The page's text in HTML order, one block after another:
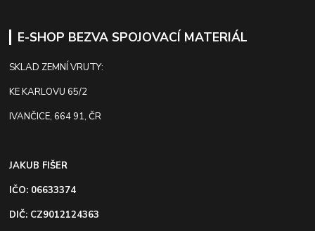
E-SHOP BEZVA SPOJOVACÍ MATERIÁL
SKLAD ZEMNÍ VRUTY:
KE KARLOVU 65/2
IVANČICE, 664 91, ČR
JAKUB FIŠER
IČO: 06633374
DIČ: CZ9012124363